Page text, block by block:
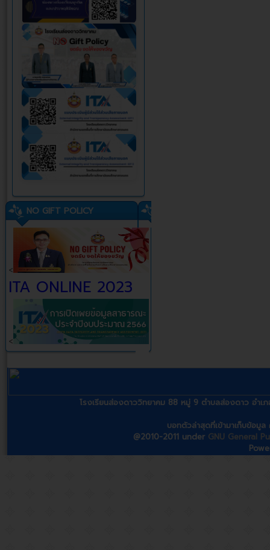
NO GIFT POLICY
<
ITA ONLINE 2023
<
โรงเรียนส่องดาววิทยาคม 88 หมู่ 9 ตำบลส่องดาว อำ
บอทตัวล่าสุดที่เข้ามาเก็บข้อมู
@2010-2011 under GNU General